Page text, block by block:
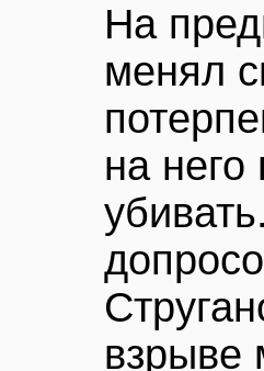
На
менял
на
взрыве